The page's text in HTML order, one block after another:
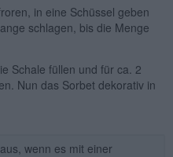
in eine Schüssel geben
schlagen, bis die Menge
Schale füllen und für ca. 2
Nun das Sorbet dekorativ in
wenn es mit einer